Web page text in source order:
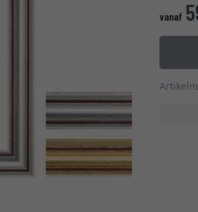
vanaf